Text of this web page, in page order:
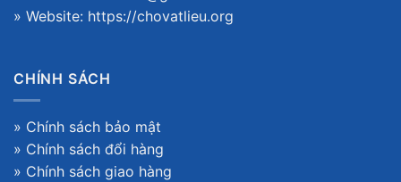
» Website: https://chovatlieu.org
CHÍNH SÁCH
» Chính sách bảo mật
» Chính sách đổi hàng
» Chính sách giao hàng